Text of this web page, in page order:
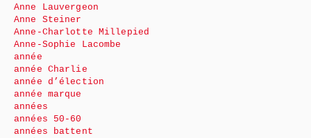
Anne Lauvergeon
Anne Steiner
Anne-Charlotte Millepied
Anne-Sophie Lacombe
année
année Charlie
année d’élection
année marque
années
années 50-60
années battent